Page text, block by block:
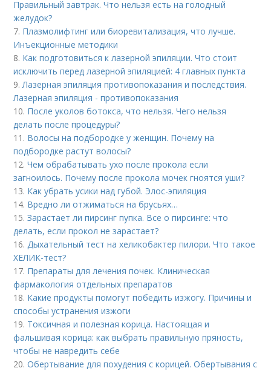
Правильный завтрак. Что нельзя есть на голодный
желудок?
7. Плазмолифтинг или биоревитализация, что лучше.
Инъекционные методики
8. Как подготовиться к лазерной эпиляции. Что стоит
исключить перед лазерной эпиляцией: 4 главных пункта
9.Лазерная эпиляция противопоказания и последствия.
Лазерная эпиляция - противопоказания
10. После уколов ботокса, что нельзя. Чего нельзя
делать после процедуры?
11. Волосы на подбородке у женщин. Почему на
подбородке растут волосы?
12.Чем обрабатывать ухо после прокола если
загноилось. Почему после прокола мочек гноятся уши?
13. Как убрать усики над губой. Элос-эпиляция
14. Вредно ли отжиматься на брусьях…
15.Зарастает ли пирсинг пупка. Все о пирсинге: что
делать, если прокол не зарастает?
16.Дыхательный тест на хеликобактер пилори. Что такое
ХЕЛИК-тест?
17. Препараты для лечения почек. Клиническая
фармакология отдельных препаратов
18. Какие продукты помогут победить изжогу. Причины и
способы устранения изжоги
19. Токсичная и полезная корица. Настоящая и
фальшивая корица: как выбрать правильную пряность,
чтобы не навредить себе
20.Обертывание для похудения с корицей. Обертывания с